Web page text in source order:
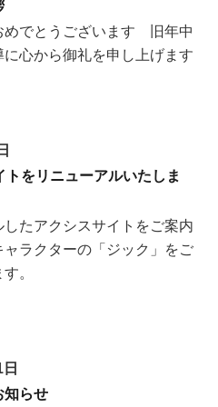
めでとうございます 旧年中
心から御礼を申し上げます
トをリニューアルいたしま
したアクシスサイトをご案内
ャラクターの「ジック」をご
。
知らせ